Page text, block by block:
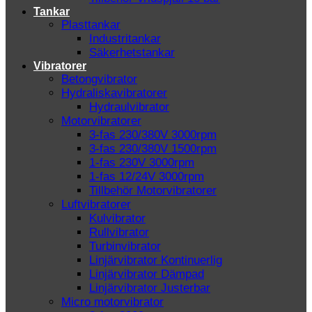
Tankar
Plasttankar
Industritankar
Säkerhetstankar
Vibratorer
Betongvibrator
Hydraliskavibratorer
Hydraulvibrator
Motorvibratorer
3-fas 230/380V 3000rpm
3-fas 230/380V 1500rpm
1-fas 230V 3000rpm
1-fas 12/24V 3000rpm
Tillbehör Motorvibratorer
Luftvibratorer
Kulvibrator
Rullvibrator
Turbinvibrator
Linjärvibrator Kontinuerlig
Linjärvibrator Dämpad
Linjärvibrator Justerbar
Micro motorvibrator